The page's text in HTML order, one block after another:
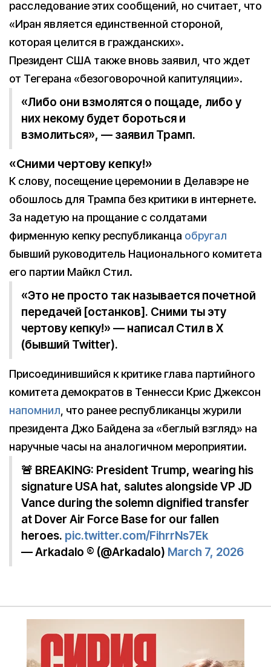
расследование этих сообщений, но считает, что
«Иран является единственной стороной,
которая целится в гражданских».
Президент США также вновь заявил, что ждет
от Тегерана «безоговорочной капитуляции».
«Либо они взмолятся о пощаде, либо у
них некому будет бороться и
взмолиться», — заявил Трамп.
«Сними чертову кепку!»
К слову, посещение церемонии в Делавэре не
обошлось для Трампа без критики в интернете.
За надетую на прощание с солдатами
фирменную кепку республиканца обругал
бывший руководитель Национального комитета
его партии Майкл Стил.
«Это не просто так называется почетной
передачей [останков]. Сними ты эту
чертову кепку!» — написал Стил в X
(бывший Twitter).
Присоединившийся к критике глава партийного
комитета демократов в Теннесси Крис Джексон
напомнил, что ранее республиканцы журили
президента Джо Байдена за «беглый взгляд» на
наручные часы на аналогичном мероприятии.
🚨 BREAKING: President Trump, wearing his
signature USA hat, salutes alongside VP JD
Vance during the solemn dignified transfer
at Dover Air Force Base for our fallen
heroes. pic.twitter.com/FihrrNs7Ek
— Arkadalo ® (@Arkadalo) March 7, 2026